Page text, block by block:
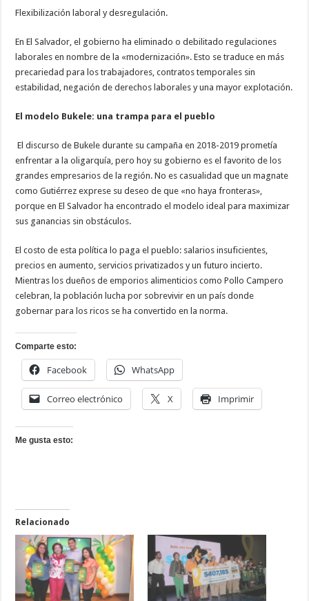
Flexibilización laboral y desregulación.
En El Salvador, el gobierno ha eliminado o debilitado regulaciones
laborales en nombre de la «modernización». Esto se traduce en más
precariedad para los trabajadores, contratos temporales sin
estabilidad, negación de derechos laborales y una mayor explotación.
El modelo Bukele: una trampa para el pueblo
El discurso de Bukele durante su campaña en 2018-2019 prometía
enfrentar a la oligarquía, pero hoy su gobierno es el favorito de los
grandes empresarios de la región. No es casualidad que un magnate
como Gutiérrez exprese su deseo de que «no haya fronteras»,
porque en El Salvador ha encontrado el modelo ideal para maximizar
sus ganancias sin obstáculos.
El costo de esta política lo paga el pueblo: salarios insuficientes,
precios en aumento, servicios privatizados y un futuro incierto.
Mientras los dueños de emporios alimenticios como Pollo Campero
celebran, la población lucha por sobrevivir en un país donde
gobernar para los ricos se ha convertido en la norma.
Comparte esto:
Facebook WhatsApp
Correo electrónico X Imprimir
Me gusta esto:
Relacionado